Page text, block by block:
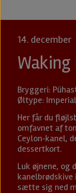
14. december
Waking
Bryggeri:
Øltype: Imperial
Her får du
omfavnet af
Ceylon‑kanel,
dessertkort.
Luk øjnene, og
sætte sig ned